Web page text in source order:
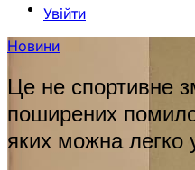
Увійти
Новини
Це не спортивне
поширених
яких можна легко